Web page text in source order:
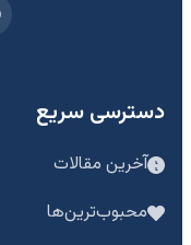
دسترسی سریع
آخرین مقالات
محبوب‌ترین‌ها